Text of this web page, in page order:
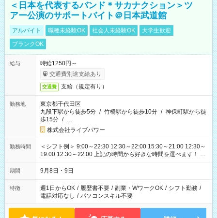
＜日本を代表するバンド＊サカナクション＞ツ
アー公演のサポートバイト＠日本武道館
アルバイト 職種未経験OK 社会人未経験OK
大学生歓迎
ブランクOK
給与
時給1250円～
交通費別途支給あり
交通費 支給（規定有り）
勤務地
東京都千代田区
九段下駅から徒歩5分 / 竹橋駅から徒歩10分 / 神保町駅から徒
歩15分 / …
株式会社ライブパワー
勤務時間
＜シフト例＞ 9:00～22:30 12:30～22:00 15:30～21:00 12:30～
19:00 12:30～22:00 上記の時間から好きな時間を選べます！ ※
時間は変更となる可能性があります
期間 9月8日・9日
特徴 週1日からOK / 履歴書不要 / 副業・WワークOK / シフト勤務 /
電話対応なし / パソコンスキル不要